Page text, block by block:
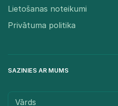
Lietošanas noteikumi
Privātuma politika
SAZINIES AR MUMS